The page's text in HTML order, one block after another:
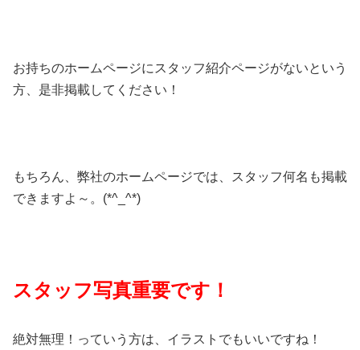
お持ちのホームページにスタッフ紹介ページがないという
方、是非掲載してください！
もちろん、弊社のホームページでは、スタッフ何名も掲載
できますよ～。(*^_^*)
スタッフ写真重要です！
絶対無理！っていう方は、イラストでもいいですね！